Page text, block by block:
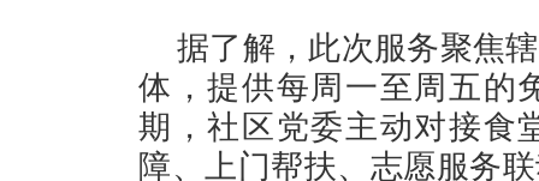
据了解，此次服务聚焦
体，提供每周一至周五的
期，社区党委主动对接食
障、上门帮扶、志愿服务